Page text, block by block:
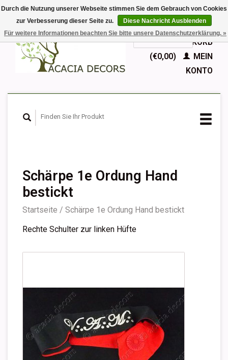
EUR
GBPDeutsch
Nederlands
English
IHR WARENKORB
(€0,00)
MEIN
KONTO
Schärpe 1e Ordung Hand
bestickt
Startseite / Schärpe 1e Ordung Hand bestickt
Rechte Schulter zur linken Hüfte
Durch die Nutzung unserer Webseite stimmen Sie dem Gebrauch von Cookies
zur Verbesserung dieser Seite zu.
Diese Nachricht Ausblenden
Für weitere Informationen beachten Sie bitte unsere Datenschutzerklärung. »